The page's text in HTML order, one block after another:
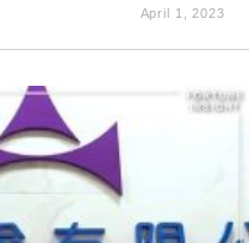
14個月 珠寶鐘錶銷售升勢
April 1, 2023